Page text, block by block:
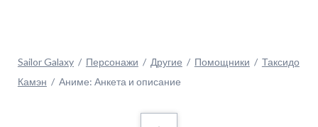
Sailor Galaxy Персонажи Другие Помощники
Таксидо
Камэн
Аниме: Анкета и описание